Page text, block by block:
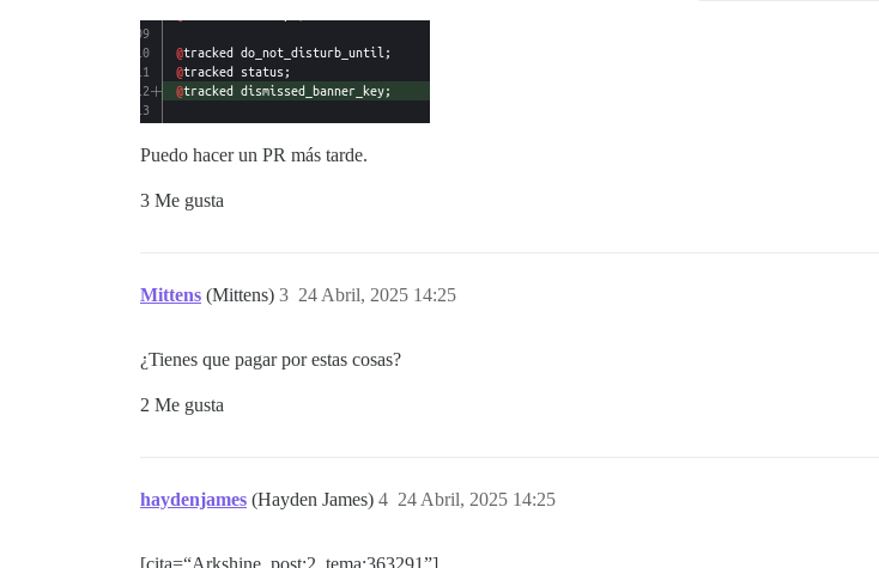
Puedo hacer un PR más tarde.
3 Me gusta
Mittens (Mittens) 24 Abril, 2025 14:25
3
¿Tienes que pagar por estas cosas?
2 Me gusta
haydenjames (Hayden James) 24 Abril, 2025 14:25
4
[cita=“Arkshine, post:2, tema:363291”]